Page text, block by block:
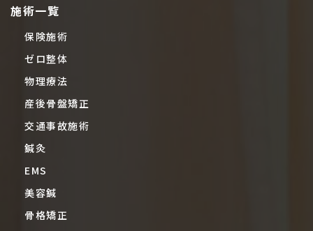
施術一覧
保険施術
ゼロ整体
物理療法
産後骨盤矯正
交通事故施術
鍼灸
EMS
美容鍼
骨格矯正